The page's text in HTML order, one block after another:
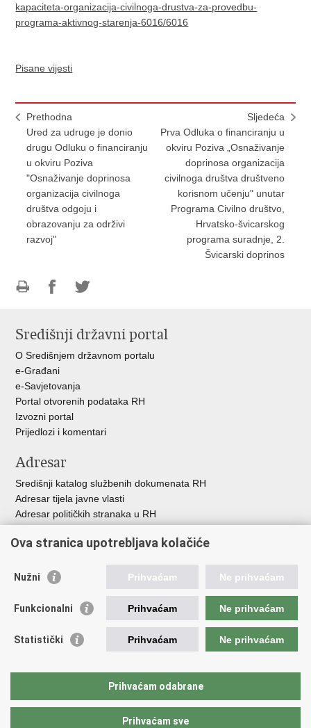
kapaciteta-organizacija-civilnoga-drustva-za-provedbu-
programa-aktivnog-starenja-6016/6016
Pisane vijesti
Prethodna
Ured za udruge je donio
drugu Odluku o financiranju
u okviru Poziva
"Osnaživanje doprinosa
organizacija civilnoga
društva odgoju i
obrazovanju za održivi
razvoj"
Sljedeća
Prva Odluka o financiranju u
okviru Poziva „Osnaživanje
doprinosa organizacija
civilnoga društva društveno
korisnom učenju" unutar
Programa Civilno društvo,
Hrvatsko-švicarskog
programa suradnje, 2.
Švicarski doprinos
FacebookuTwitteru
Središnji državni portal
O Središnjem državnom portalu
e-Građani
e-Savjetovanja
Portal otvorenih podataka RH
Izvozni portal
Prijedlozi i komentari
Adresar
Središnji katalog službenih dokumenata RH
Adresar tijela javne vlasti
Adresar političkih stranaka u RH
Besplatni telefoni javne uprave
Važne poveznice
Vlada Republike Hrvatske
Registar neprofitnih organizacija
Nacionalna zaklada za razvoj civilnoga društva
Ova stranica upotrebljava kolačiće
Nužni Prihvaćam Ne prihvaćam
Funkcionalni Prihvaćam Ne prihvaćam
Statistički Prihvaćam Ne prihvaćam
Prihvaćam odabrane
Prihvaćam sve